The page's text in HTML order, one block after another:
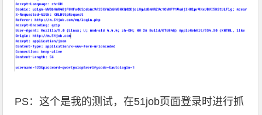
PS：这个是我的测试，在51job页面登录时进行抓